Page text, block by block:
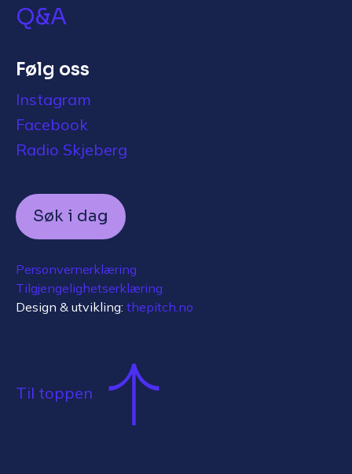
Q&A
Følg oss
Instagram
Facebook
Radio Skjeberg
Søk i dag
Personvernerklæring
Tilgjengelighetserklæring
Design & utvikling: thepitch.no
Til toppen